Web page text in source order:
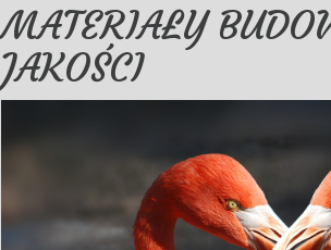
MATERIAŁY
JAKOŚCI